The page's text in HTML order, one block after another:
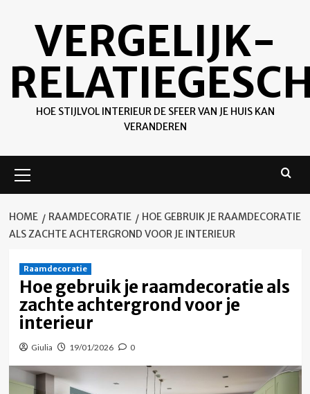
VERGELIJK-
HOE STIJLVOL INTERIEUR DE SFEER VAN JE HUIS KAN
VERANDEREN
menu
HOME RAAMDECORATIE
HOE GEBRUIK JE RAAMDECORATIE
ALS ZACHTE ACHTERGROND VOOR JE INTERIEUR
Raamdecoratie
Hoe gebruik je raamdecoratie als
zachte achtergrond voor je
interieur
Giulia 19/01/2026 0